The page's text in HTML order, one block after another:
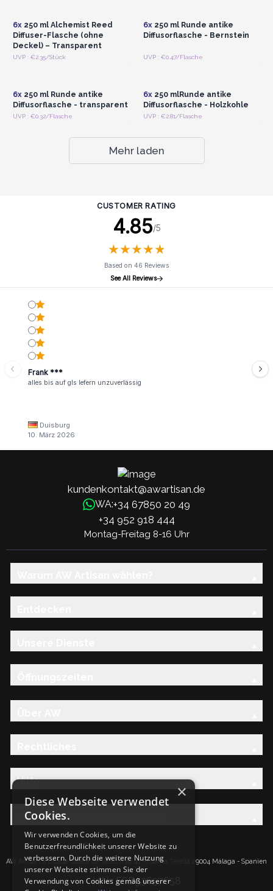
6x250 ml Alchemist Reed
Diffuser-Flasche (ohne
Deckel) – Transparent
UVP : €2.35/Stück
6x250 ml Runde antike
Diffusorflasche - Bernstein
UVP : €0.47/Flasche
Anmelden oder
6x250 ml Runde antike
Diffusorflasche - transparent
UVP : €0.32/Flasche
Anmelden oder
6x250 mlRunde antike
Diffusorflasche - Holzkohle
UVP : €2.81/Flasche
Mehr laden
CUSTOMER RATING
4.85/5
★★★★★
★★★★★
Based on 46 Reviews
See All Reviews
Frank ***
alles bis auf gls lefern unzuverlässig
Duisburg
10. März 2026
kundenkontakt@awartisan.de
WA:+34 67850 20 49
+34 952 918 444
Montag-Freitag 8-16 Uhr
Hilfe
Entdecken Sie die AW-Familie
AW Artisan S.L.Calle Caleta de Velez n39, 41 PI Santa Tereza 29004 Málaga - Spanien
IdNr: ESB93657658
×
Diese Webseite verwendet
Cookies.
Wir verwenden Cookies, um die
Benutzerfreundlichkeit unserer Website zu
verbessern. Durch die weitere Nutzung
unserer Webseite stimmen Sie der
Verwendung von Cookies gemäß unserer